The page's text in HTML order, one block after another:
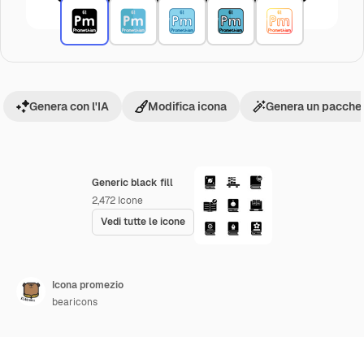
Generic black fill
2,472 Icone
Vedi tutte le icone
Genera con l'IA Modifica icona Genera un
Icona promezio
bearicons